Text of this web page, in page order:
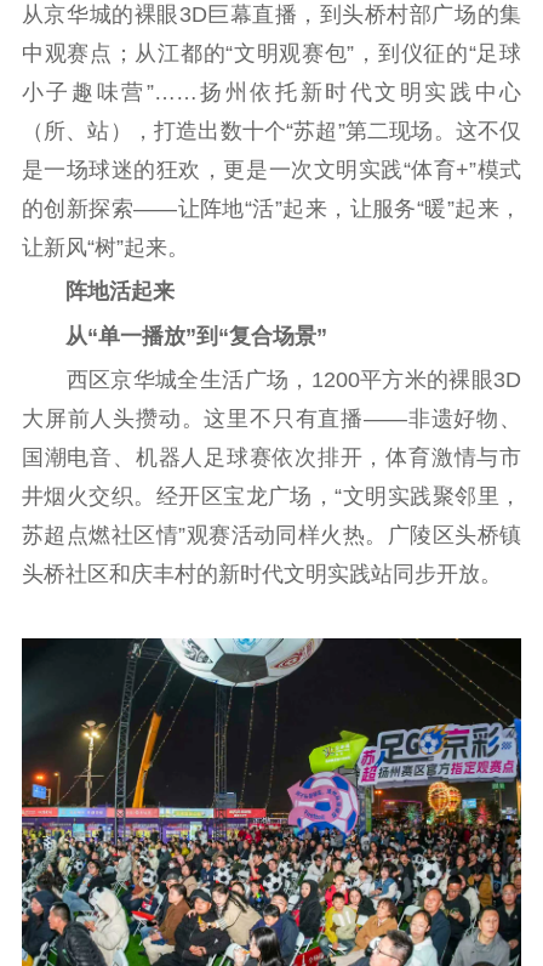
信息公开年度报
告
政策法规
工作动态
理论武装
社科强省 工作通知
江苏文脉
资料下载
新闻宣传
主题宣传 对外宣传
新闻发布
记者之家
品牌栏目
文化文艺
精品生产 文化惠民
文化传承
文化交流
体制改革
文化产业
紫金文化艺术节
品牌活动 紫艺舞台
精神文明
文明创建 文明实践
文明培育
先进典型
社会宣传
从京华城的裸眼3D巨幕直播，到头桥村部广场的集
中观赛点；从江都的“文明观赛包”，到仪征的“足球
小子趣味营”……扬州依托新时代文明实践中心
（所、站），打造出数十个“苏超”第二现场。这不仅
是一场球迷的狂欢，更是一次文明实践“体育+”模式
的创新探索——让阵地“活”起来，让服务“暖”起来，
让新风“树”起来。
阵地活起来
从“单一播放”到“复合场景”
西区京华城全生活广场，1200平方米的裸眼3D
大屏前人头攒动。这里不只有直播——非遗好物、
国潮电音、机器人足球赛依次排开，体育激情与市
井烟火交织。经开区宝龙广场，“文明实践聚邻里，
苏超点燃社区情”观赛活动同样火热。广陵区头桥镇
头桥社区和庆丰村的新时代文明实践站同步开放。